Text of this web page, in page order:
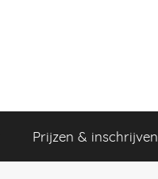
Prijzen & inschrijven